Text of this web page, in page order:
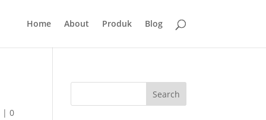
Home About Produk Blog
|0
Search